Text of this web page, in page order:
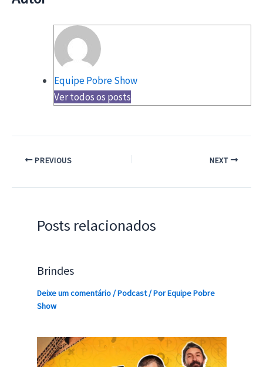
Equipe Pobre Show
Ver todos os posts
PREVIOUS NEXT
Posts relacionados
Brindes
Deixe um comentário/Podcast/ PorEquipe Pobre
Show